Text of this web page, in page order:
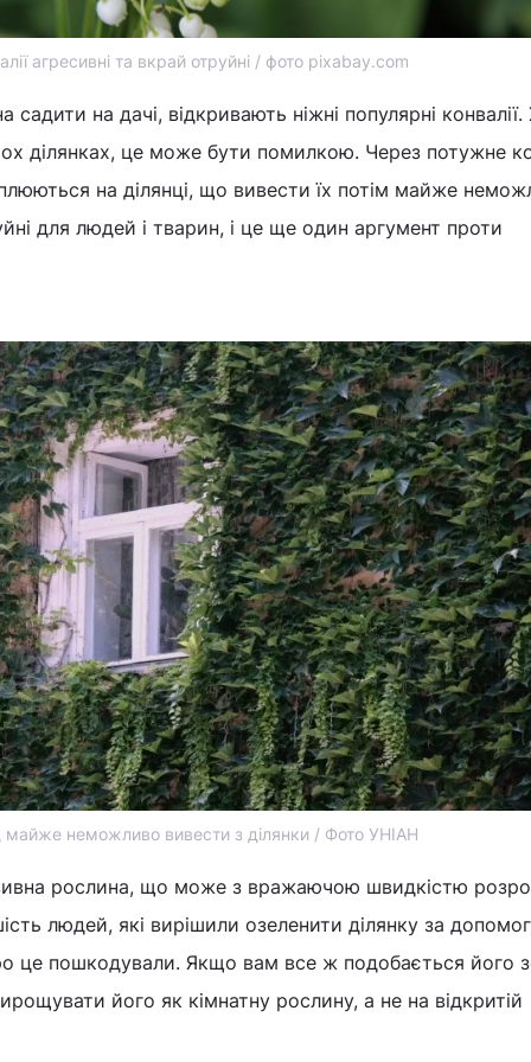
агресивні та вкрай отруйні / фото pixabay.com
садити на дачі, відкривають ніжні популярні конвалії.
ділянках, це може бути помилкою. Через потужне
на ділянці, що вивести їх потім майже
для людей і тварин, і це ще один аргумент проти
неможливо вивести з ділянки / Фото УНІАН
рослина, що може з вражаючою швидкістю
людей, які вирішили озеленити ділянку за
це пошкодували. Якщо вам все ж подобається його
його як кімнатну рослину, а не на відкритій